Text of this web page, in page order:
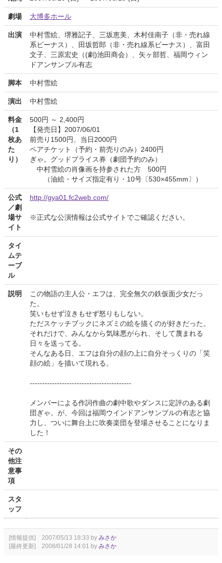
劇場 大博多ホール
出演
中村雪絵、堺雅記子、三坂恵美、木村佳南子（非・売れ線
系ビーナス）、田坂哲郎（非・売れ線系ビーナス）、富田
文子、三原宏史（(劇)池田商会）、矢ヶ部哲、福岡ウィン
ドアンサンブル有志
脚本 中村雪絵
演出 中村雪絵
料金
（1
枚あ
た
り）
500円 ～ 2,400円
【発売日】2007/06/01
前売り1500円、当日2000円
ペアチケット（予約・前売りのみ）2400円
ぎゃ。グッドプライス券（劇団予約のみ）
中村雪絵の肖像画を持参された方 500円
（油絵・サイズ指定有り・10号〔530×455mm〕）
公式
／劇
場サ
イト
http://gya01.fc2web.com/
※正式な公演情報は公式サイトでご確認ください。
タイ
ムテ
ーブ
ル
説明
この物語の主人公・エフは、完全無欠の鉄仮面少女だっ
た。
笑いもせず泣きもせず怒りもしない。
ただスケッチブックにネズミの絵を描くのが好きだった。
それだけで、みんなから気味悪がられ、そして蔑まれる
日々を送ってる。
そんなある日、エフは自分の顔の上に自分そっくりの「笑
顔の絵」を描いて現れる。
-----------------------------------------
メンバーによる作詞作曲の劇中歌やダンスに定評のある劇
団ぎゃ。が、今回は福岡ウインドアンサンブルの有志と協
力し、ついに舞台上に吹奏楽団を登場させることになりま
した！
その
他注
意事
項
スタ
ッフ
[情報提供] 2007/05/13 18:33 by みさか
[最終更新] 2008/01/28 14:01 by みさか